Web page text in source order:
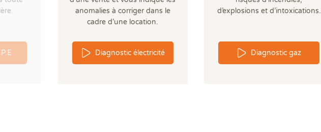
anomalies à corriger dans le
cadre d’une location.
Diagnostic électricité
d’explosions et d’intoxications.
Diagnostic gaz